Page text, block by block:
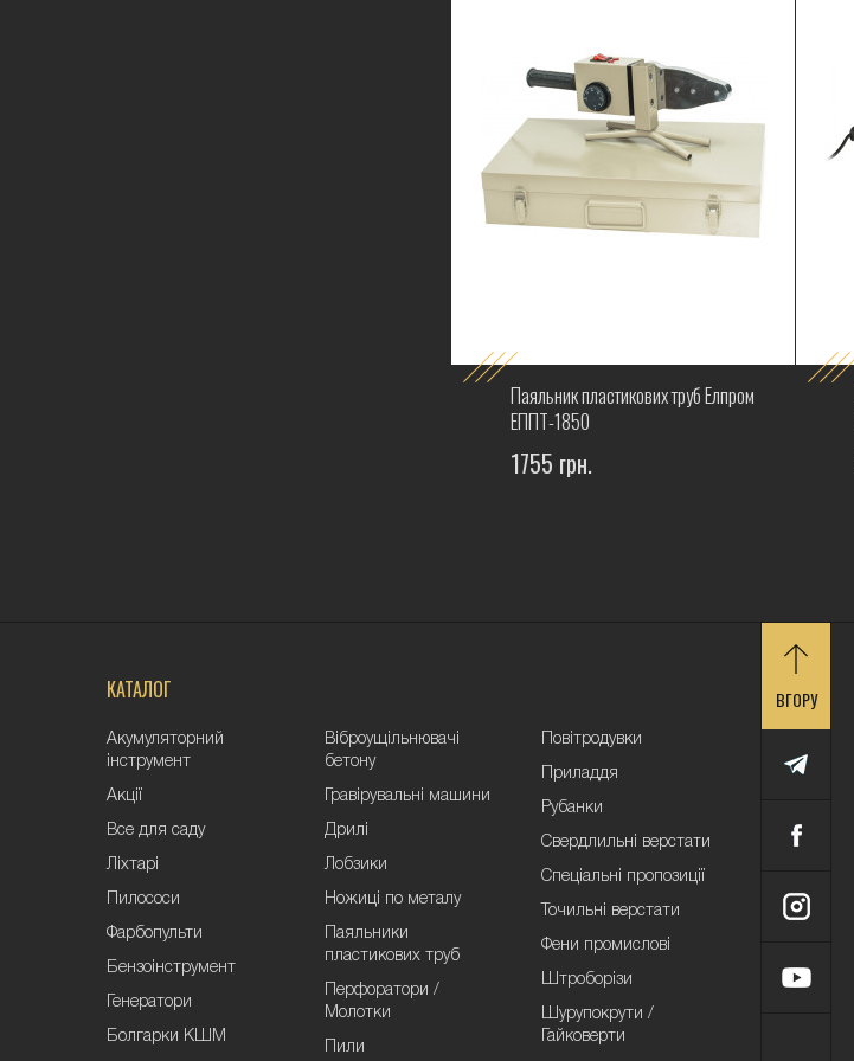
Паяльник пластикових труб Елпром
ЕППТ-1850
1755 грн.
КАТАЛОГ
Акумуляторний
інструмент
Акції
Все для саду
Ліхтарі
Пилососи
Фарбопульти
Бензоінструмент
Генератори
Болгарки КШМ
Віброущільнювачі
бетону
Гравірувальні машини
Дрилі
Лобзики
Ножиці по металу
Паяльники
пластикових труб
Перфоратори /
Молотки
Пили
Повітродувки
Приладдя
Рубанки
Свердлильні верстати
Спеціальні пропозиції
Точильні верстати
Фени промислові
Штроборізи
Шурупокрути /
Гайковерти
ВГОРУ